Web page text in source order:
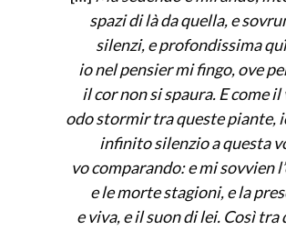
spazi di là da quella, e
silenzi, e profondissima
io nel pensier mi fingo, ove
il cor non si spaura. E come
odo stormir tra queste piante,
infinito silenzio a questa
vo comparando: e mi sovvien
e le morte stagioni, e la
e viva, e il suon di lei. Così tra